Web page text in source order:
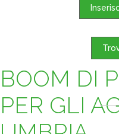
BOOM DI
PER GLI